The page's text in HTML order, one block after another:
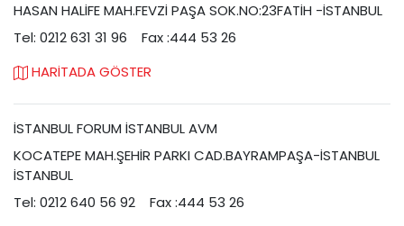
HASAN HALİFE MAH.FEVZİ PAŞA SOK.NO:23FATİH -İSTANBUL
Tel: 0212 631 31 96
Fax :444 53 26
HARİTADA GÖSTER
İSTANBUL FORUM İSTANBUL AVM
KOCATEPE MAH.ŞEHİR PARKI CAD.BAYRAMPAŞA-İSTANBUL
İSTANBUL
Tel: 0212 640 56 92
Fax :444 53 26